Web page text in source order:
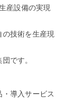
産設備の実現
技術を生産現
です。
導入サービス